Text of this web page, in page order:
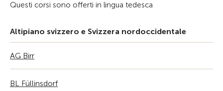
Questi corsi sono offerti in lingua tedesca
Altipiano svizzero e Svizzera nordoccidentale
AG Birr
BL Füllinsdorf